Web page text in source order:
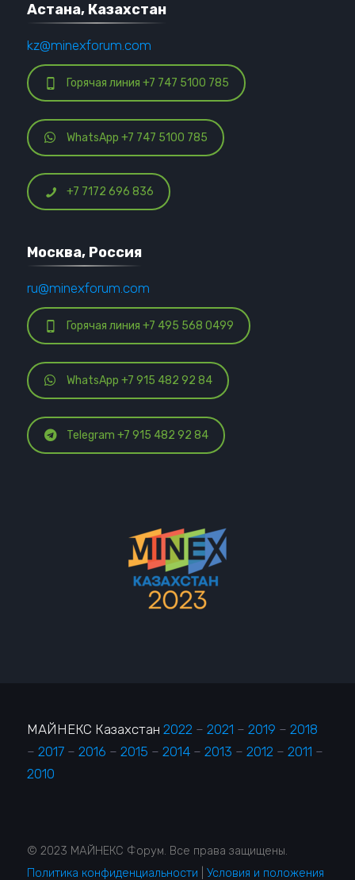
Астана, Казахстан
kz@minexforum.com
Горячая линия +7 747 5100 785
WhatsApp +7 747 5100 785
+7 7172 696 836
Москва, Россия
ru@minexforum.com
Горячая линия +7 495 568 0499
WhatsApp +7 915 482 92 84
Telegram +7 915 482 92 84
МАЙНЕКС Казахстан2022 – 2021 – 2019 – 2018
– 2017 – 2016 – 2015 – 2014 – 2013 – 2012 – 2011 –
2010
© 2023 МАЙНЕКС Форум. Все права защищены.
Политика конфиденциальности |Условия и положения